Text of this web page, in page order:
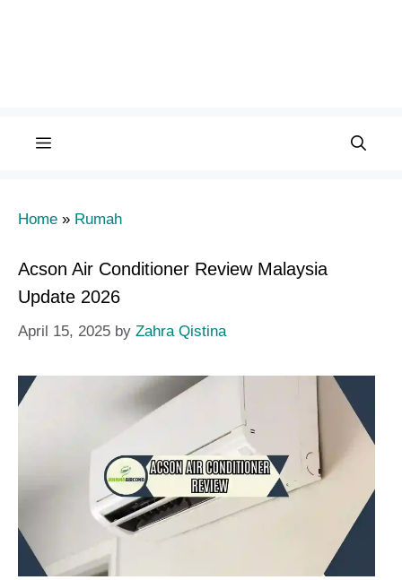
Menu
Home » Rumah
Acson Air Conditioner Review Malaysia
Update 2026
April 15, 2025 by Zahra Qistina